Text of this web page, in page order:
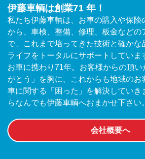
伊藤車輌は創業71 年！
私たち伊藤車輌は、お車の購入や保険
から、車検、整備、修理、板金などの
で、これまで培ってきた技術と確かな
ライフをトータルにサポートしていま
お車に携わり71年。お客様からの頂い
がとう」を胸に、これからも地域のお
車に関する「困った」を解決していき
らなんでも伊藤車輌へおまかせ下さい。
会社概要へ